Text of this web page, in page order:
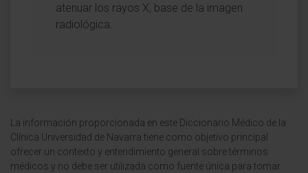
atenuar los rayos X, base de la imagen
radiológica.
La información proporcionada en este Diccionario Médico de la
Clínica Universidad de Navarra tiene como objetivo principal
ofrecer un contexto y entendimiento general sobre términos
médicos y no debe ser utilizada como fuente única para tomar